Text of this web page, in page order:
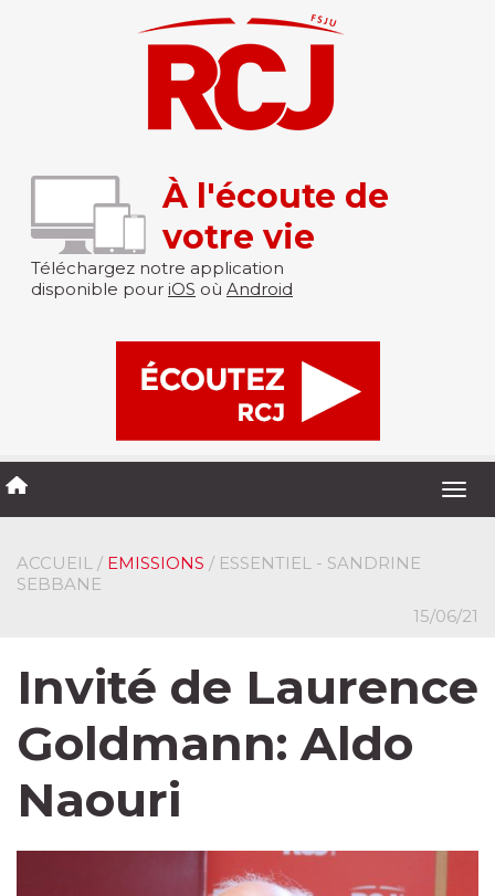
À l'écoute de
votre vie
Téléchargez notre application
disponible pour iOS où Android
ACCUEIL / EMISSIONS / ESSENTIEL - SANDRINE
SEBBANE
15/06/21
Invité de Laurence
Goldmann: Aldo
Naouri